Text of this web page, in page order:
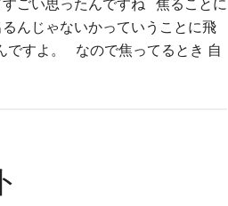
ごい思ったんですね 焦ることに
んじゃないかっていうことに飛
ですよ。 なので焦ってるとき 自